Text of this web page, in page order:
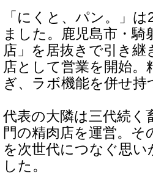
「にくと、パン。」
ました。鹿児島市・
店」を居抜きで引き
店として営業を開始
ぎ、ラボ機能を併せ
代表の大隣は三代続く
門の精肉店を運営。
を次世代につなぐ思
した。